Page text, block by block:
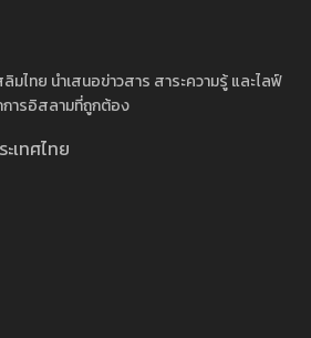
ไทย นำเสนอข่าวสาร สาระความรู้ และไลฟ์
ารอิสลามที่ถูกต้อง
เทศไทย